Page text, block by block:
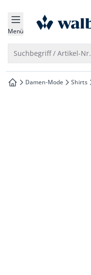
springen
springen
springen
springen
Menü
Suchbegriff / Artikel-Nr.
zur Startseite
Damen-Mode Shirts